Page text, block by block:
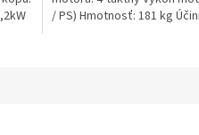
/ PS) Hmotnosť: 181 kg